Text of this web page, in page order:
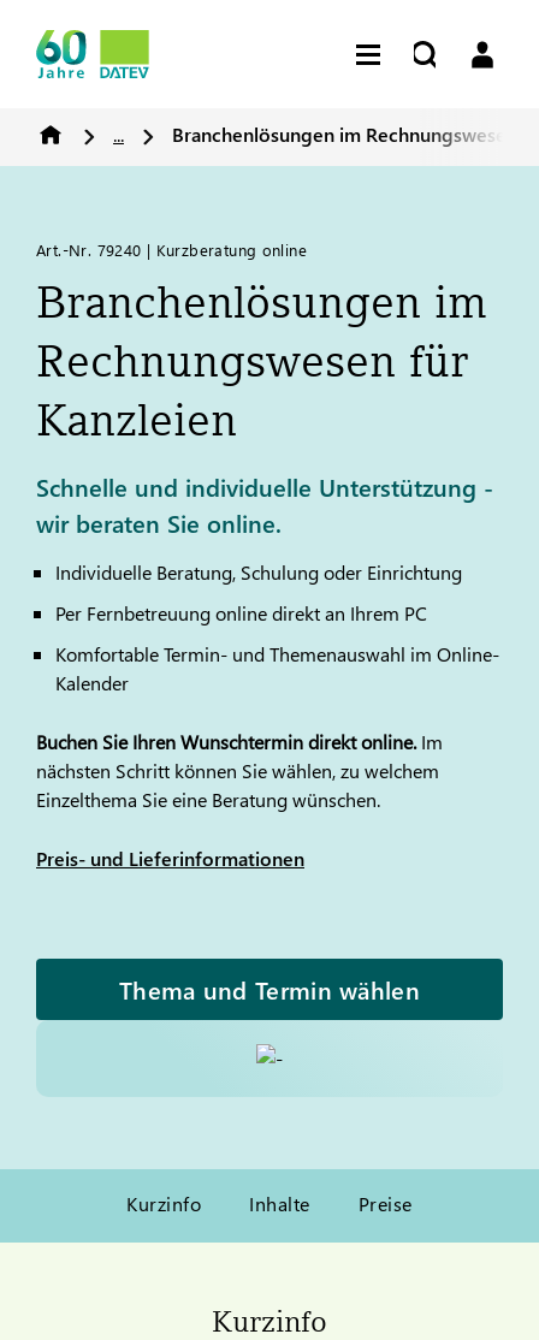
... Branchenlösungen im Rechnungswesen
Art.-Nr. 79240 | Kurzberatung online
Branchenlösungen im
Rechnungswesen für
Kanzleien
Schnelle und individuelle Unterstützung -
wir beraten Sie online.
Individuelle Beratung, Schulung oder Einrichtung
Per Fernbetreuung online direkt an Ihrem PC
Komfortable Termin- und Themenauswahl im Online-
Kalender
Buchen Sie Ihren Wunschtermin direkt online.Im
nächsten Schritt können Sie wählen, zu welchem
Einzelthema Sie eine Beratung wünschen.
Preis- und Lieferinformationen
Thema und Termin wählen
Kurzinfo Inhalte Preise
Kurzinfo